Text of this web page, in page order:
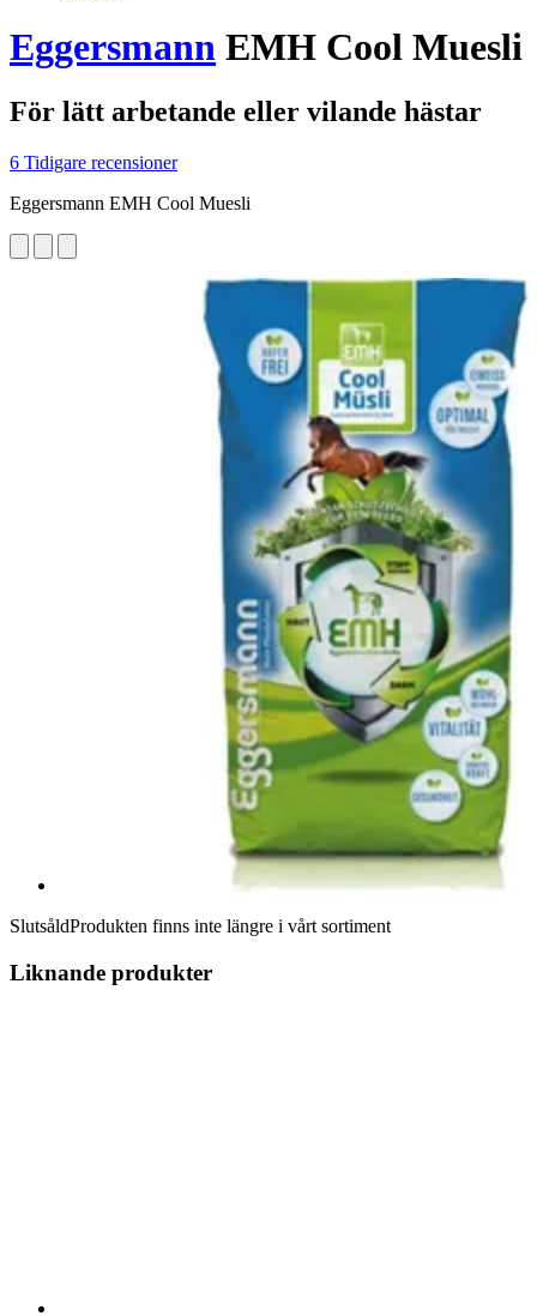
Eggersmann EMH Cool Muesli
För lätt arbetande eller vilande hästar
6 Tidigare recensioner
Eggersmann EMH Cool Muesli
SlutsåldProdukten finns inte längre i vårt sortiment
Liknande produkter